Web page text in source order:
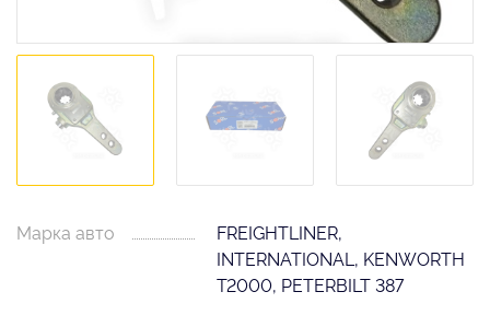
Марка авто
FREIGHTLINER,
INTERNATIONAL, KENWORTH
T2000, PETERBILT 387